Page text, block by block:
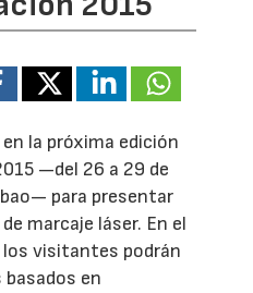
la próxima edición
—del 26 a 29 de
para presentar
marcaje láser. En el
visitantes podrán
en